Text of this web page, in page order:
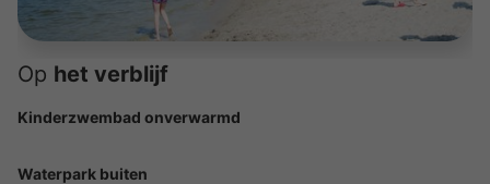
Op het verblijf
Kinderzwembad onverwarmd
Waterpark buiten